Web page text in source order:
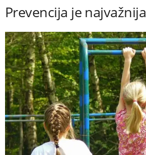
Prevencija je najvažnija